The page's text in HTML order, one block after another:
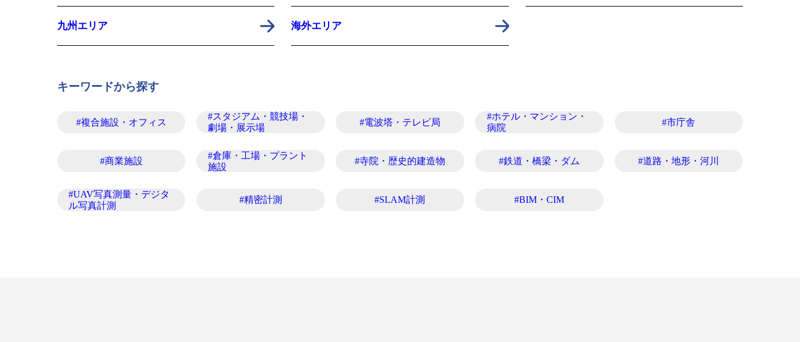
九州エリア 海外エリア
キーワードから探す
#複合施設・オフィス
#スタジアム・競技場・
劇場・展示場
#電波塔・テレビ局
#ホテル・マンション・
病院
#市庁舎
#商業施設
#倉庫・工場・プラント
施設
#寺院・歴史的建造物 #鉄道・橋梁・ダム #道路・地形・河川
#UAV写真測量・デジタ
ル写真計測
#精密計測 #SLAM計測 #BIM・CIM